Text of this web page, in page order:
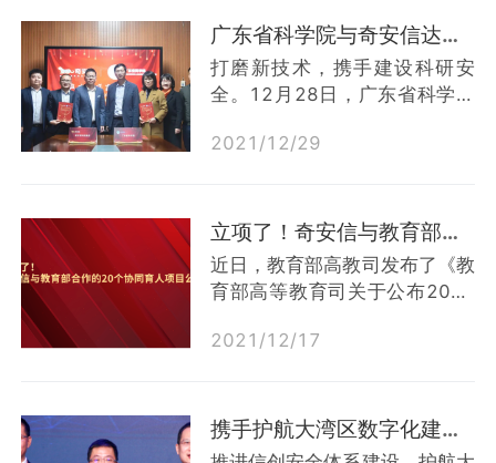
优势，围绕量子技术这一关键科
技领域，...
险作为数字经济网络化、数字化
和智能化过程中防范风险的解决
方案，在国内市场逐渐受到重
视。本次案例征集，也是为了更
好落实《中华人民共和国网络安
求，探索金融服务与网络安全产
业创新...
广东省科学院与奇安信达成战略合作 共同打造科研安全
打磨新技术，携手建设科研安
全。12月28日，广东省科学院
科技集团股份有限公司（以下简
为民，奇安信集团副总裁刘进等
参加签约仪式并座谈。陈为民介
绍了省科学院“聚焦产业发展的
应用技术研究，兼顾重大技术应
用的基础研究，满足广东省经济
地、产学研合作与科研成果转化
应用的组织...
2021 /12/29
立项了！奇安信与教育部合作的20个协同育人项目公布
近日，教育部高教司发布了《教
育部高等教育司关于公布2021
立项名单的通知》(教高司函
立项项目，奇安信携手高校申报
的20个项目成功获得审批立
2021 /12/17
携手护航大湾区数字化建设安全发展 奇安信与广电运通达成战略合作